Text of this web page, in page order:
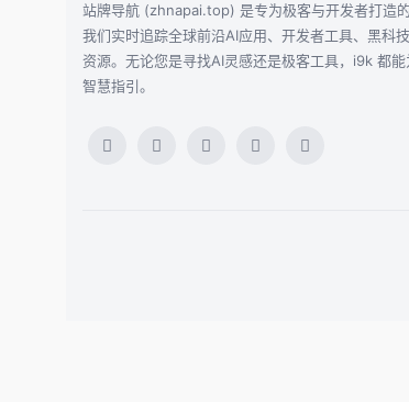
站牌导航 (zhnapai.top) 是专为极客与开发者打造的
我们实时追踪全球前沿AI应用、开发者工具、黑科
资源。无论您是寻找AI灵感还是极客工具，i9k 都
智慧指引。